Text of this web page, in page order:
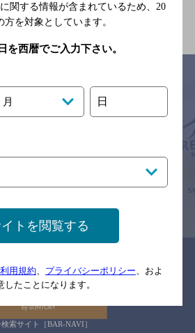
関連ページ
利用規約
上ご来店くださいますようお願い申し上げま
検索サイト［BAR-NAVI］
関する情報が含まれているため、 20
方を対象としています。
を西暦でご入力下さい。
月 日
トを閲覧する
利用規約 プライバシーポリシー 、およ
たことになります。